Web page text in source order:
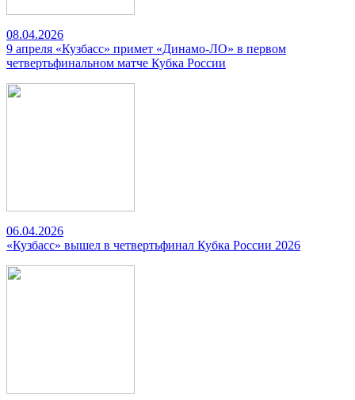
08.04.2026
9 апреля «Кузбасс» примет «Динамо-ЛО» в первом
четвертьфинальном матче Кубка России
06.04.2026
«Кузбасс» вышел в четвертьфинал Кубка России 2026